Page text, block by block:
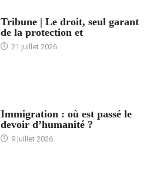
Tribune | Le droit, seul garant
de la protection et
21 juillet 2026
Immigration : où est passé le
devoir d’humanité ?
9 juillet 2026